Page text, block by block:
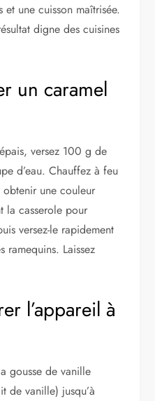
et une cuisson maîtrisée.
digne des cuisines
un caramel
versez 100 g de
d’eau. Chauffez à feu
obtenir une couleur
la casserole pour
versez-le rapidement
ramequins. Laissez
l’appareil à
gousse de vanille
de vanille) jusqu’à